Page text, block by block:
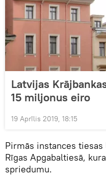
Latvijas
15 miljonus eiro
19 Aprīlis 2019, 18:15
Pirmās instances
Rīgas Apgabaltiesā,
spriedumu.